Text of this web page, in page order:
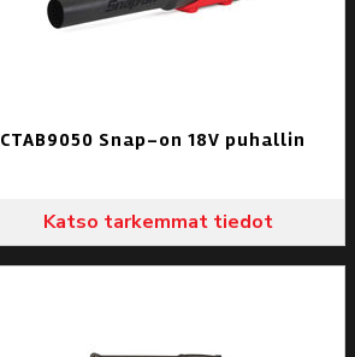
CTAB9050 Snap-on 18V puhallin
Katso tarkemmat tiedot